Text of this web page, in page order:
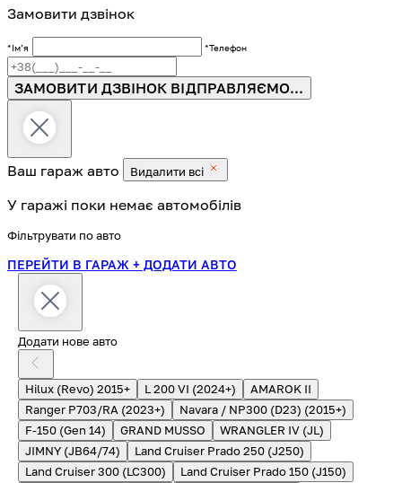
Замовити дзвінок
*Імʼя *Телефон
ЗАМОВИТИ ДЗВІНОК ВІДПРАВЛЯЄМО...
Ваш гараж авто Видалити всі
У гаражі поки немає автомобілів
Фільтрувати по авто
ПЕРЕЙТИ В ГАРАЖ + ДОДАТИ АВТО
Додати нове авто
Hilux (Revo) 2015+ L 200 VI (2024+)
AMAROK II
Ranger P703/RA (2023+)
Navara / NP300 (D23) (2015+)
F-150 (Gen 14)
GRAND MUSSO
WRANGLER IV (JL)
JIMNY (JB64/74)
Land Cruiser Prado 250 (J250)
Land Cruiser 300 (LC300)
Land Cruiser Prado 150 (J150)